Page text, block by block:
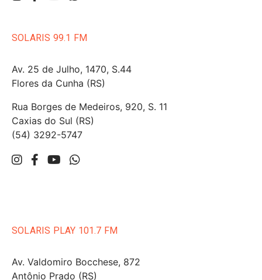
SOLARIS 99.1 FM
Av. 25 de Julho, 1470, S.44
Flores da Cunha (RS)
Rua Borges de Medeiros, 920, S. 11
Caxias do Sul (RS)
(54) 3292-5747
SOLARIS PLAY 101.7 FM
Av. Valdomiro Bocchese, 872
Antônio Prado (RS)